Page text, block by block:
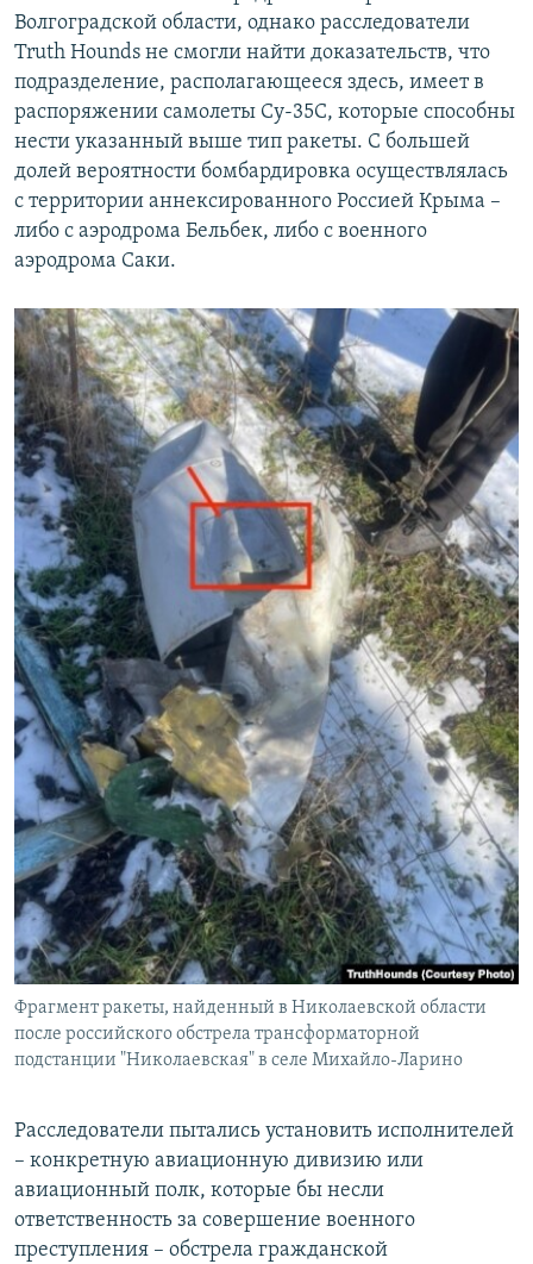
Волгоградской области, однако расследователи
Truth Hounds не смогли найти доказательств, что
подразделение, располагающееся здесь, имеет в
распоряжении самолеты Су-35С, которые способны
нести указанный выше тип ракеты. С большей
долей вероятности бомбардировка осуществлялась
с территории аннексированного Россией Крыма –
либо с аэродрома Бельбек, либо с военного
аэродрома Саки.
Фрагмент ракеты, найденный в Николаевской области
после российского обстрела трансформаторной
подстанции "Николаевская" в селе Михайло-Ларино
Расследователи пытались установить исполнителей
– конкретную авиационную дивизию или
авиационный полк, которые бы несли
ответственность за совершение военного
преступления – обстрела гражданской